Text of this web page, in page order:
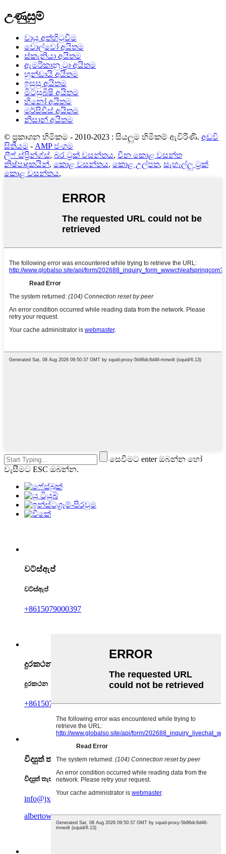
උණුසුම්
වායු අත්හිටුවීම
වොල්වෝ අයිතම
ස්කැනියා අයිතම
ඇමරිකානු ට්‍රා අයිතම
හුන්ඩායි අයිතම
ඉසුසු අයිතම
මිට්සුබිෂි අයිතම
හිනෝ අයිතම
මර්සිඩීස් අයිතම
නිසාන් අයිතම
© ප්‍රකාශන හිමිකම - 2010-2023 : සියලුම හිමිකම් ඇවිරිණි. අඩවි
සිතියම - AMP ජංගම
ලීෆ් ස්ප්‍රින්ග්ස්, බර ට්‍රක් වසන්තය, චීන කොළ වසන්ත
නිෂ්පාදකයින්, කොළ වසන්තය, කොළ උල්පත, සැහැල්ලු ට්‍රක්
කොළ වසන්තය,
සෙවීමට enter ඔබන්න හෝ
වැසීමට ESC ඔබන්න.
වට්ස්ඇප්
වට්ස්ඇප්
+8615079000397
දුරකථන
දුරකථන
+8615079000397
විද්‍යුත් තැපෑල
විද්‍යුත් තැපෑල
info@jxch.ltd
albertowan@jxch.ltd